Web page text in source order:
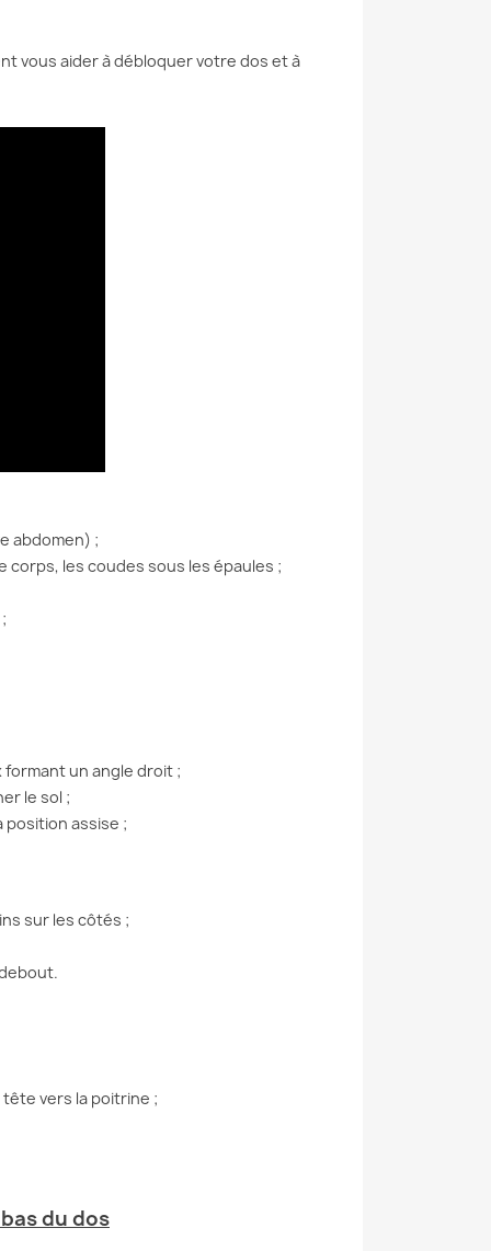
vous aider à débloquer votre dos et à
abdomen) ;
corps, les coudes sous les épaules ;
formant un angle droit ;
le sol ;
position assise ;
sur les côtés ;
vers la poitrine ;
du dos